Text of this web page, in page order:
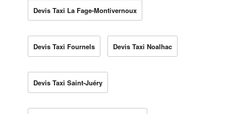
Devis Taxi La Fage-Montivernoux
Devis Taxi Fournels Devis Taxi Noalhac
Devis Taxi Saint-Juéry